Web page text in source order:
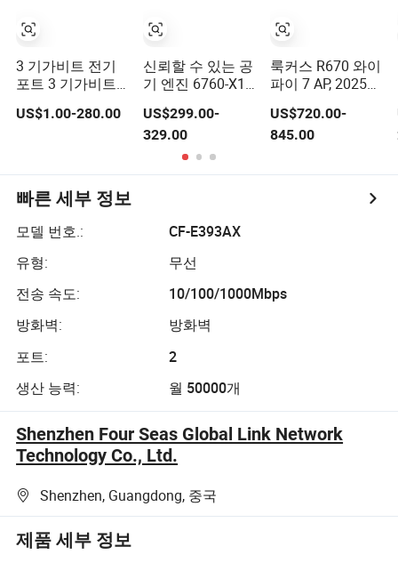
3 기가비트 전기
포트 3 기가비트
SFP, 석탄 광산
WiFi 6 메시 액세
US$1.00-280.00
신뢰할 수 있는 공
기 엔진 6760-X1e
무선 AP를 통해
확장된 범위와 속
도를 제공함
US$299.00-
329.00
룩커스 R670 와이
파이 7 AP, 2025
신모델, 9.34gbps
초고속 무선 기업
용, 호텔, 교육용,
US$720.00-
845.00
빠른 세부 정보
모델 번호.:
CF-E393AX
유형:
무선
전송 속도:
10/100/1000Mbps
방화벽:
방화벽
포트:
2
생산 능력:
월 50000개
Shenzhen Four Seas Global Link Network
Technology Co., Ltd.
Shenzhen, Guangdong, 중국
제품 세부 정보